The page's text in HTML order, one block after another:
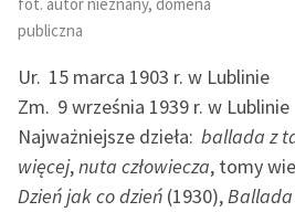
publiczna
Ur. 15 marca 1903 r. w Lublinie
Zm. 9 września 1939 r. w Lublinie
Najważniejsze dzieła: ballada z
więcej,nuta człowiecza, tomy
Dzień jak co dzień (1930),